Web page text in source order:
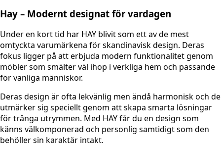
Hay – Modernt designat för vardagen
Under en kort tid har HAY blivit som ett av de mest
omtyckta varumärkena för skandinavisk design. Deras
fokus ligger på att erbjuda modern funktionalitet genom
möbler som smälter väl ihop i verkliga hem och passande
för vanliga människor.
Deras design är ofta lekvänlig men ändå harmonisk och de
utmärker sig speciellt genom att skapa smarta lösningar
för trånga utrymmen. Med HAY får du en design som
känns välkomponerad och personlig samtidigt som den
behöller sin karaktär intakt.